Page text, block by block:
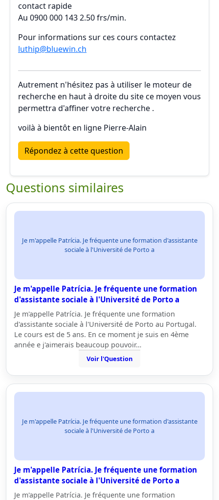
contact rapide
Au 0900 000 143 2.50 frs/min.
Pour informations sur ces cours contactez
luthip@bluewin.ch
Autrement n'hésitez pas à utiliser le moteur de
recherche en haut à droite du site ce moyen vous
permettra d'affiner votre recherche .
voilà à bientôt en ligne Pierre-Alain
Répondez à cette question
Questions similaires
Je m'appelle Patrícia. Je fréquente une formation d'assistante
sociale à l'Université de Porto a
Je m'appelle Patrícia. Je fréquente une formation
d'assistante sociale à l'Université de Porto a
Je m'appelle Patrícia. Je fréquente une formation
d'assistante sociale à l'Université de Porto au Portugal.
Le cours est de 5 ans. En ce moment je suis en 4ème
année e j'aimerais beaucoup pouvoir…
Voir l'Question
Je m'appelle Patrícia. Je fréquente une formation d'assistante
sociale à l'Université de Porto a
Je m'appelle Patrícia. Je fréquente une formation
d'assistante sociale à l'Université de Porto a
Je m'appelle Patrícia. Je fréquente une formation